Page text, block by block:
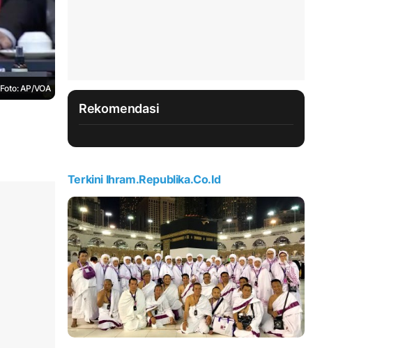
Foto: AP/VOA
Rekomendasi
Terkini Ihram.republika.co.id